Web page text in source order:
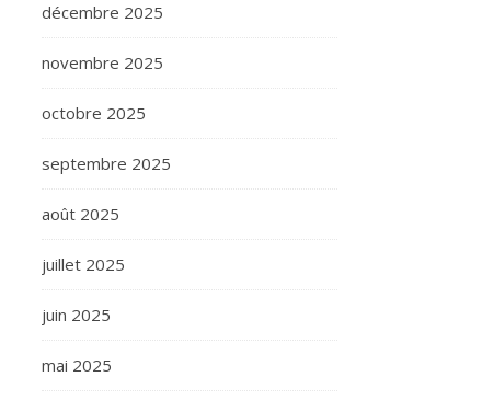
décembre 2025
novembre 2025
octobre 2025
septembre 2025
août 2025
juillet 2025
juin 2025
mai 2025